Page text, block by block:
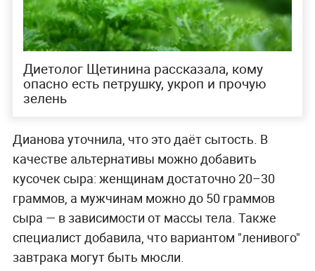
Диетолог Щетинина рассказала, кому
опасно есть петрушку, укроп и прочую
зелень
Дианова уточнила, что это даёт сытость. В
качестве альтернативы можно добавить
кусочек сыра: женщинам достаточно 20–30
граммов, а мужчинам можно до 50 граммов
сыра — в зависимости от массы тела. Также
специалист добавила, что вариантом "ленивого"
завтрака могут быть мюсли.